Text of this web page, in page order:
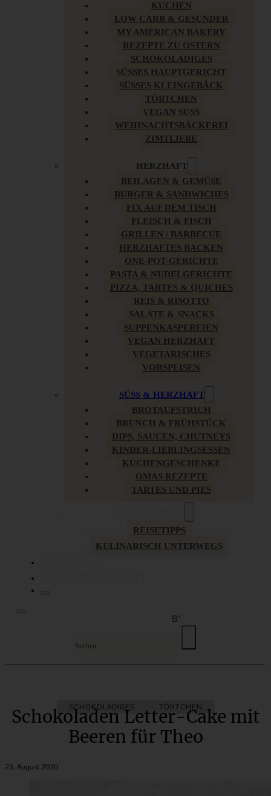
KUCHEN
LOW CARB & GESÜNDER
MY AMERICAN BAKERY
REZEPTE ZU OSTERN
SCHOKOLADIGES
SÜSSES HAUPTGERICHT
SÜSSES KLEINGEBÄCK
TÖRTCHEN
VEGAN SÜSS
WEIHNACHTSBÄCKEREI
ZIMTLIEBE
HERZHAFT
BEILAGEN & GEMÜSE
BURGER & SANDWICHES
FIX AUF DEM TISCH
FLEISCH & FISCH
GRILLEN / BARBECUE
HERZHAFTES BACKEN
ONE-POT-GERICHTE
PASTA & NUDELGERICHTE
PIZZA, TARTES & QUICHES
REIS & RISOTTO
SALATE & SNACKS
SUPPENKASPEREIEN
VEGAN HERZHAFT
VEGETARISCHES
VORSPEISEN
SÜSS & HERZHAFT
BROTAUFSTRICH
BRUNCH & FRÜHSTÜCK
DIPS, SAUCEN, CHUTNEYS
KINDER-LIEBLINGSESSEN
KÜCHENGESCHENKE
OMAS REZEPTE
TARTES UND PIES
REISETIPPS
KULINARISCH UNTERWEGS
SCHOKOLADIGES TÖRTCHEN
Schokoladen Letter-Cake mit
Beeren für Theo
23. August 2020